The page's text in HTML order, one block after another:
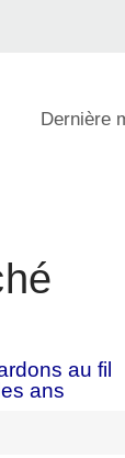
Dernière
au fil
ans